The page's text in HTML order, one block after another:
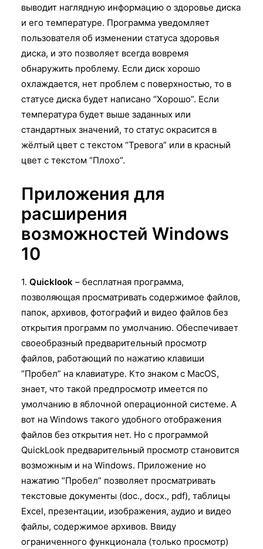
выводит наглядную информацию о здоровье диска
и его температуре. Программа уведомляет
пользователя об изменении статуса здоровья
диска, и это позволяет всегда вовремя
обнаружить проблему. Если диск хорошо
охлаждается, нет проблем с поверхностью, то в
статусе диска будет написано “Хорошо”. Если
температура будет выше заданных или
стандартных значений, то статус окрасится в
жёлтый цвет с текстом “Тревога” или в красный
цвет с текстом “Плохо”.
Приложения для
расширения
возможностей Windows
10
1. Quicklook – бесплатная программа,
позволяющая просматривать содержимое файлов,
папок, архивов, фотографий и видео файлов без
открытия программ по умолчанию. Обеспечивает
своеобразный предварительный просмотр
файлов, работающий по нажатию клавиши
“Пробел” на клавиатуре. Кто знаком с MacOS,
знает, что такой предпросмотр имеется по
умолчанию в яблочной операционной системе. А
вот на Windows такого удобного отображения
файлов без открытия нет. Но с программой
QuickLook предварительный просмотр становится
возможным и на Windows. Приложение но
нажатию “Пробел” позволяет просматривать
текстовые документы (doc., docx., pdf), таблицы
Excel, презентации, изображения, аудио и видео
файлы, содержимое архивов. Ввиду
ограниченного функционала (только просмотр)